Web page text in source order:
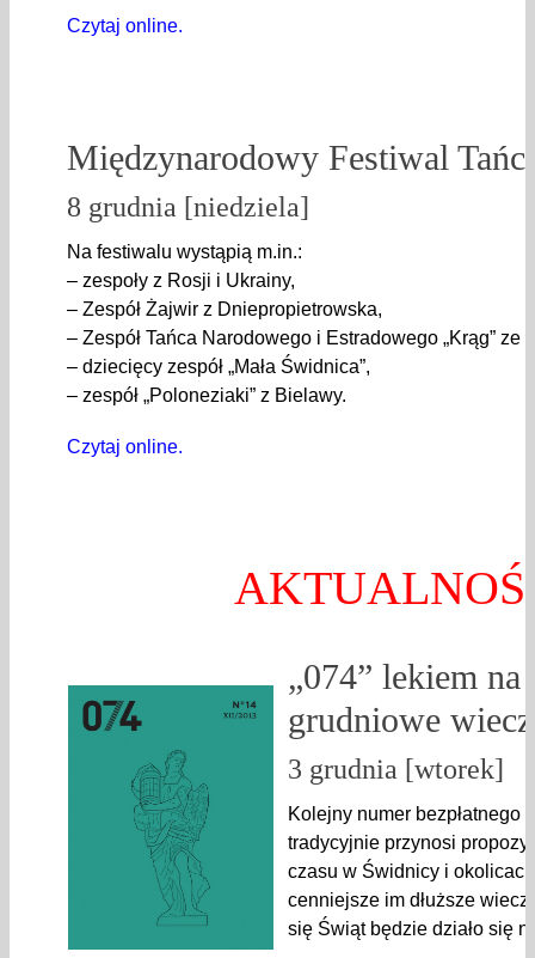
Czytaj online.
Międzynarodowy Festiwal
8 grudnia [niedziela]
Na festiwalu wystąpią m.in.:
– zespoły z Rosji i Ukrainy,
– Zespół Żajwir z Dniepropietrowska,
– Zespół Tańca Narodowego i Estradowego „Krąg” ze
– dziecięcy zespół „Mała Świdnica”,
– zespół „Poloneziaki” z Bielawy.
Czytaj online.
„074” lekiem na
grudniowe
3 grudnia [wtorek]
Kolejny numer bezpłatnego
tradycyjnie przynosi
czasu w Świdnicy i
cenniejsze im dłuższe
się Świąt będzie działo się